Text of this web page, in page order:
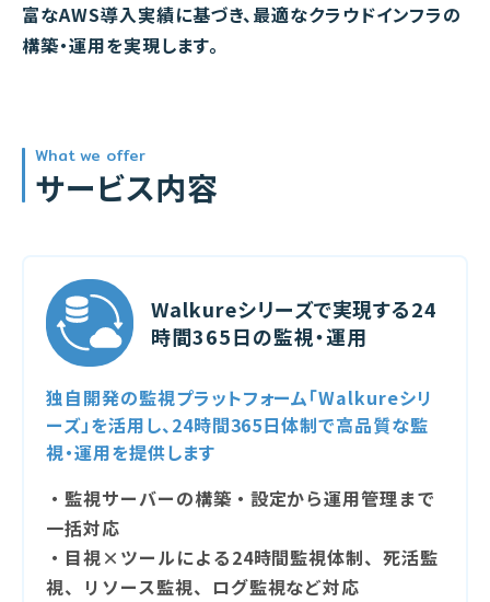
富なAWS導入実績に基づき、最適なクラウドインフラの
構築・運用を実現します。
What we offer
サービス内容
Walkureシリーズで実現する24
時間365日の監視・運用
独自開発の監視プラットフォーム「Walkureシリ
ーズ」を活用し、24時間365日体制で高品質な監
視・運用を提供します
・監視サーバーの構築・設定から運用管理まで
一括対応
・目視×ツールによる24時間監視体制、死活監
視、リソース監視、ログ監視など対応